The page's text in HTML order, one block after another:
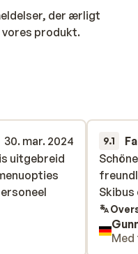
der ærligt
vores produkt.
30. mar. 2024
uitgebreid
uitgebreid
9.1